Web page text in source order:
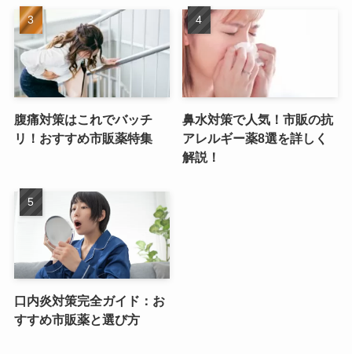
腹痛対策はこれでバッチ
リ！おすすめ市販薬特集
鼻水対策で人気！市販の抗
アレルギー薬8選を詳しく
解説！
口内炎対策完全ガイド：お
すすめ市販薬と選び方